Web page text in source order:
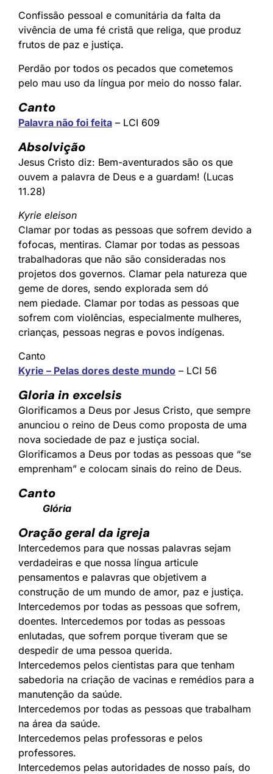
Confissão pessoal e comunitária da falta da
vivência de uma fé cristã que religa, que produz
frutos de paz e justiça.
Perdão por todos os pecados que cometemos
pelo mau uso da língua por meio do nosso falar.
Canto
Palavra não foi feita – LCI 609
Absolvição
Jesus Cristo diz: Bem-aventurados são os que
ouvem a palavra de Deus e a guardam! (Lucas
11.28)
Kyrie eleison
Clamar por todas as pessoas que sofrem devido a
fofocas, mentiras. Clamar por todas as pessoas
trabalhadoras que não são consideradas nos
projetos dos governos. Clamar pela natureza que
geme de dores, sendo explorada sem dó
nem piedade. Clamar por todas as pessoas que
sofrem com violências, especialmente mulheres,
crianças, pessoas negras e povos indígenas.
Canto
Kyrie – Pelas dores deste mundo – LCI 56
Gloria in excelsis
Glorificamos a Deus por Jesus Cristo, que sempre
anunciou o reino de Deus como proposta de uma
nova sociedade de paz e justiça social.
Glorificamos a Deus por todas as pessoas que “se
emprenham” e colocam sinais do reino de Deus.
Canto
Glória
Oração geral da igreja
Intercedemos para que nossas palavras sejam
verdadeiras e que nossa língua articule
pensamentos e palavras que objetivem a
construção de um mundo de amor, paz e justiça.
Intercedemos por todas as pessoas que sofrem,
doentes. Intercedemos por todas as pessoas
enlutadas, que sofrem porque tiveram que se
despedir de uma pessoa querida.
Intercedemos pelos cientistas para que tenham
sabedoria na criação de vacinas e remédios para a
manutenção da saúde.
Intercedemos por todas as pessoas que trabalham
na área da saúde.
Intercedemos pelas professoras e pelos
professores.
Intercedemos pelas autoridades de nosso país, do